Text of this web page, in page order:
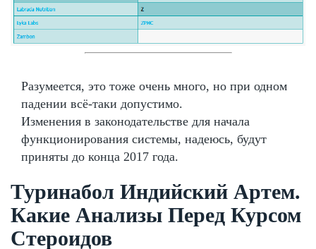
Разумеется, это тоже очень много, но при одном
падении всё-таки допустимо.
Изменения в законодательстве для начала
функционирования системы, надеюсь, будут
приняты до конца 2017 года.
Туринабол Индийский Артем.
Какие Анализы Перед Курсом
Стероидов